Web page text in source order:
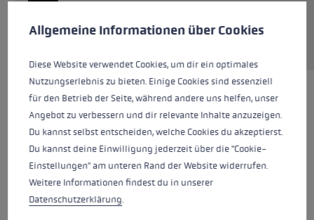
Request sparepart
Cookie preferences
This website uses cookies to give you the best possible experience.
Allgemeine Informationen über Cookies
Diese Website verwendet Cookies, um dir ein optimales
Nutzungserlebnis zu bieten. Einige Cookies sind essenziell
für den Betrieb der Seite, während andere uns helfen, unser
Angebot zu verbessern und dir relevante Inhalte anzuzeigen.
Du kannst selbst entscheiden, welche Cookies du akzeptierst.
Du kannst deine Einwilligung jederzeit über die "Cookie-
Einstellungen" am unteren Rand der Website widerrufen.
Weitere Informationen findest du in unserer
Datenschutzerklärung.